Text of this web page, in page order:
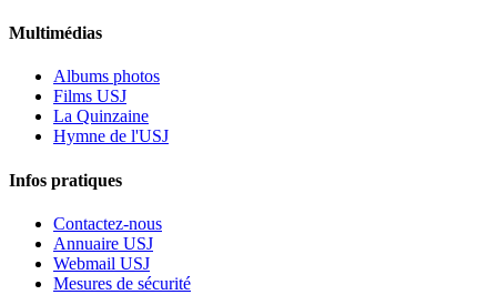
Multimédias
Albums photos
Films USJ
La Quinzaine
Hymne de l'USJ
Infos pratiques
Contactez-nous
Annuaire USJ
Webmail USJ
Mesures de sécurité